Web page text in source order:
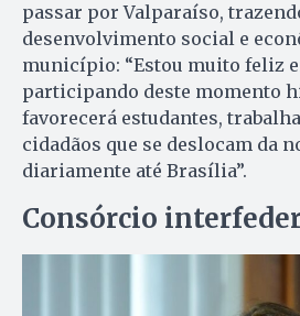
passar por Valparaíso,
desenvolvimento social e
município: “Estou muito feliz
participando deste momento
favorecerá estudantes,
cidadãos que se deslocam da
diariamente até Brasília”.
Consórcio